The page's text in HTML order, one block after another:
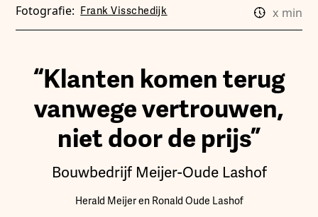
Fotografie: Frank Visschedijk x min
“Klanten komen terug
vanwege vertrouwen,
niet door de prijs”
Bouwbedrijf Meijer-Oude Lashof
Herald Meijer en Ronald Oude Lashof